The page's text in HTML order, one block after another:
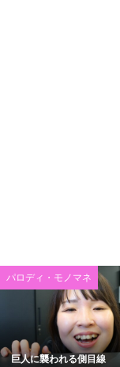
パロディ・モノマネ
巨人に襲われる側目線